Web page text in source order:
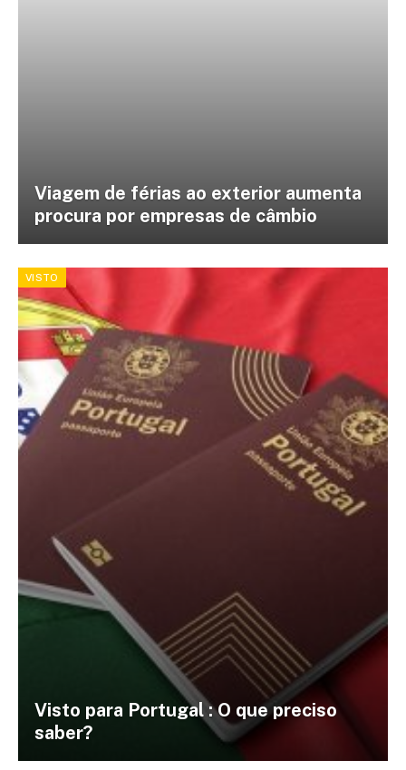
Viagem de férias ao exterior aumenta
procura por empresas de câmbio
VISTO
Visto para Portugal : O que preciso
saber?